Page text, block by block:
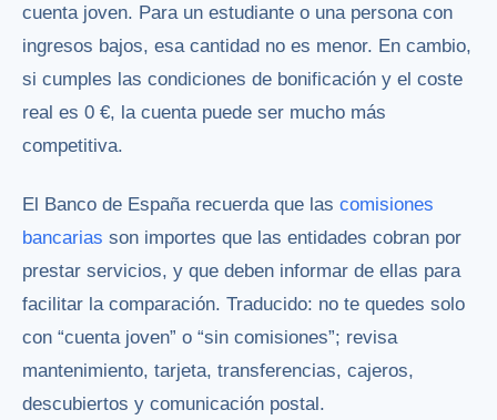
cuenta joven. Para un estudiante o una persona con
ingresos bajos, esa cantidad no es menor. En cambio,
si cumples las condiciones de bonificación y el coste
real es 0 €, la cuenta puede ser mucho más
competitiva.
El Banco de España recuerda que las comisiones
bancarias son importes que las entidades cobran por
prestar servicios, y que deben informar de ellas para
facilitar la comparación. Traducido: no te quedes solo
con “cuenta joven” o “sin comisiones”; revisa
mantenimiento, tarjeta, transferencias, cajeros,
descubiertos y comunicación postal.